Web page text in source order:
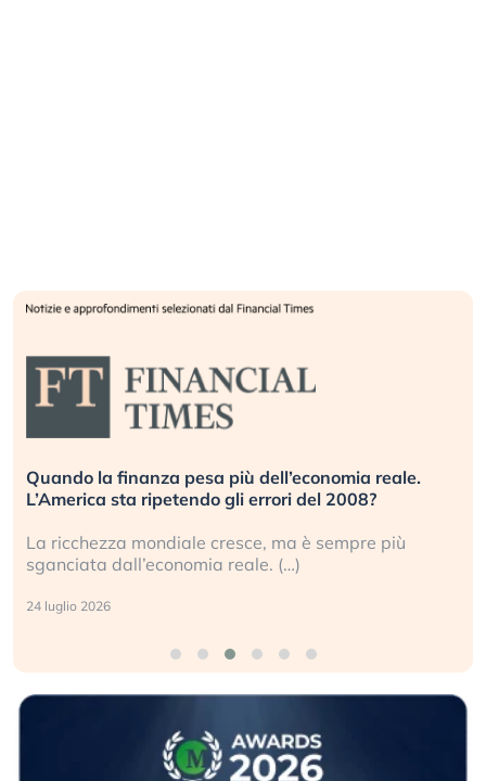
Quando la finanza pesa più dell’economia reale.
L’America sta ripetendo gli errori del 2008?
La ricchezza mondiale cresce, ma è sempre più
sganciata dall’economia reale. (…)
24 luglio 2026